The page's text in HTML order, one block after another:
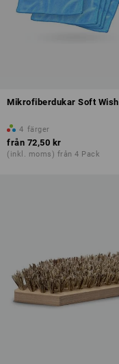
Mikrofiberdukar Soft Wish
4 färger
från 72,50 kr
(inkl. moms) från 4 Pack